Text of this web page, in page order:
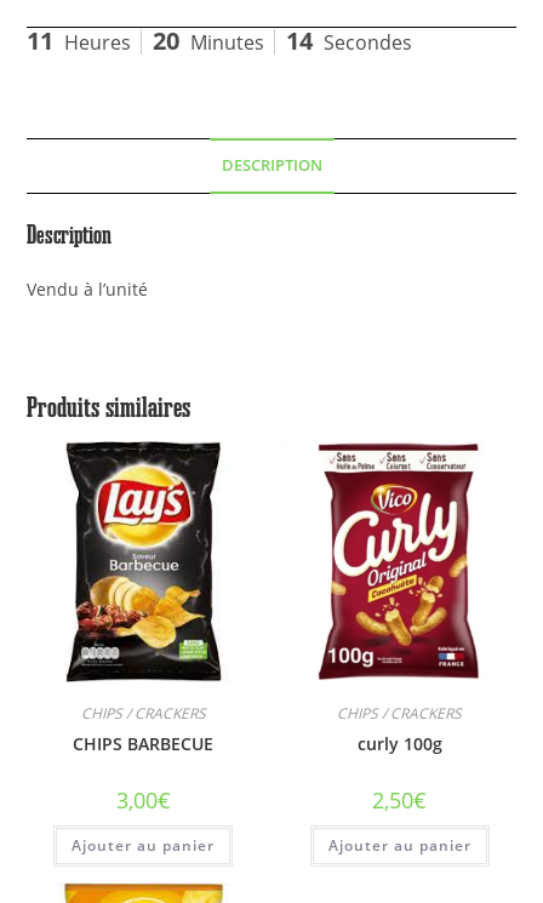
11 Heures 20 Minutes 14 Secondes
DESCRIPTION
Description
Vendu à l’unité
Produits similaires
CHIPS / CRACKERS
CHIPS BARBECUE
3,00€
Ajouter au panier
CHIPS / CRACKERS
curly 100g
2,50€
Ajouter au panier